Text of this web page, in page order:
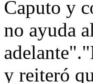
Caputo y
no ayuda
y reiteró